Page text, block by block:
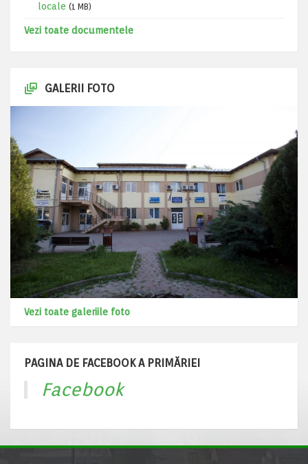
locale (1 MB)
Vezi toate documentele
GALERII FOTO
Vezi toate galeriile foto
PAGINA DE FACEBOOK A PRIMĂRIEI
Facebook